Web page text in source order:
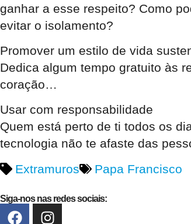
ganhar a esse respeito? Como
evitar o isolamento?
Promover um estilo de vida
Dedica algum tempo gratuito às
coração…
Usar com responsabilidade
Quem está perto de ti todos os
tecnologia não te afaste das
Extramuros
Papa Francisco
Siga-nos nas redes sociais: